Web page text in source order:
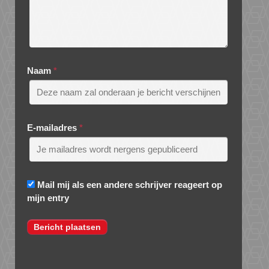
Naam *
E-mailadres *
Mail mij als een andere schrijver reageert op
mijn entry